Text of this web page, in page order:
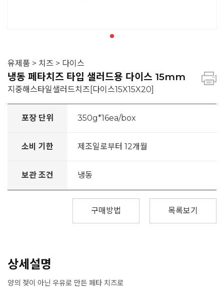
유제품 > 치즈 > 다이스
냉동 페타치즈 타입 샐러드용 다이스 15mm
지중해스타일샐러드치즈[다이스15X15X20]
포장 단위 350g*16ea/box
소비 기한 제조일로부터 12개월
보관 조건 냉동
목록보기
구매방법
상세설명
양의 젖이 아닌 우유로 만든 페타 치즈로